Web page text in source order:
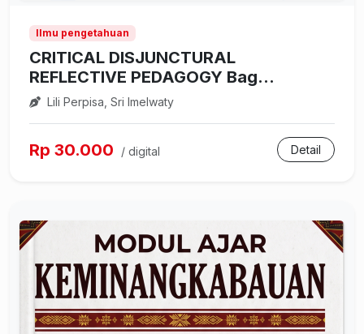
Ilmu pengetahuan
CRITICAL DISJUNCTURAL
REFLECTIVE PEDAGOGY Bag...
Lili Perpisa, Sri Imelwaty
Rp 30.000 / digital Detail